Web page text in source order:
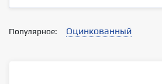
Популярное: Оцинкованный